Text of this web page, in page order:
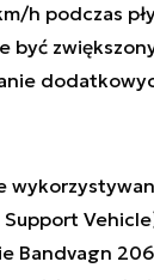
h podczas
być
Bandvagn